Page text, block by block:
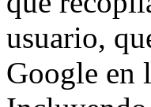
usuario,
Google en